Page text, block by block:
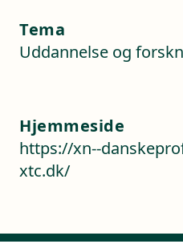
Tema
Uddannelse og
Hjemmeside
https://xn--
xtc.dk/